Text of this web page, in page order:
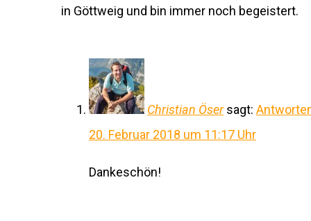
in Göttweig und bin immer noch begeistert.
Christian Öser sagt:
20. Februar 2018 um 11:17 Uhr
Dankeschön!